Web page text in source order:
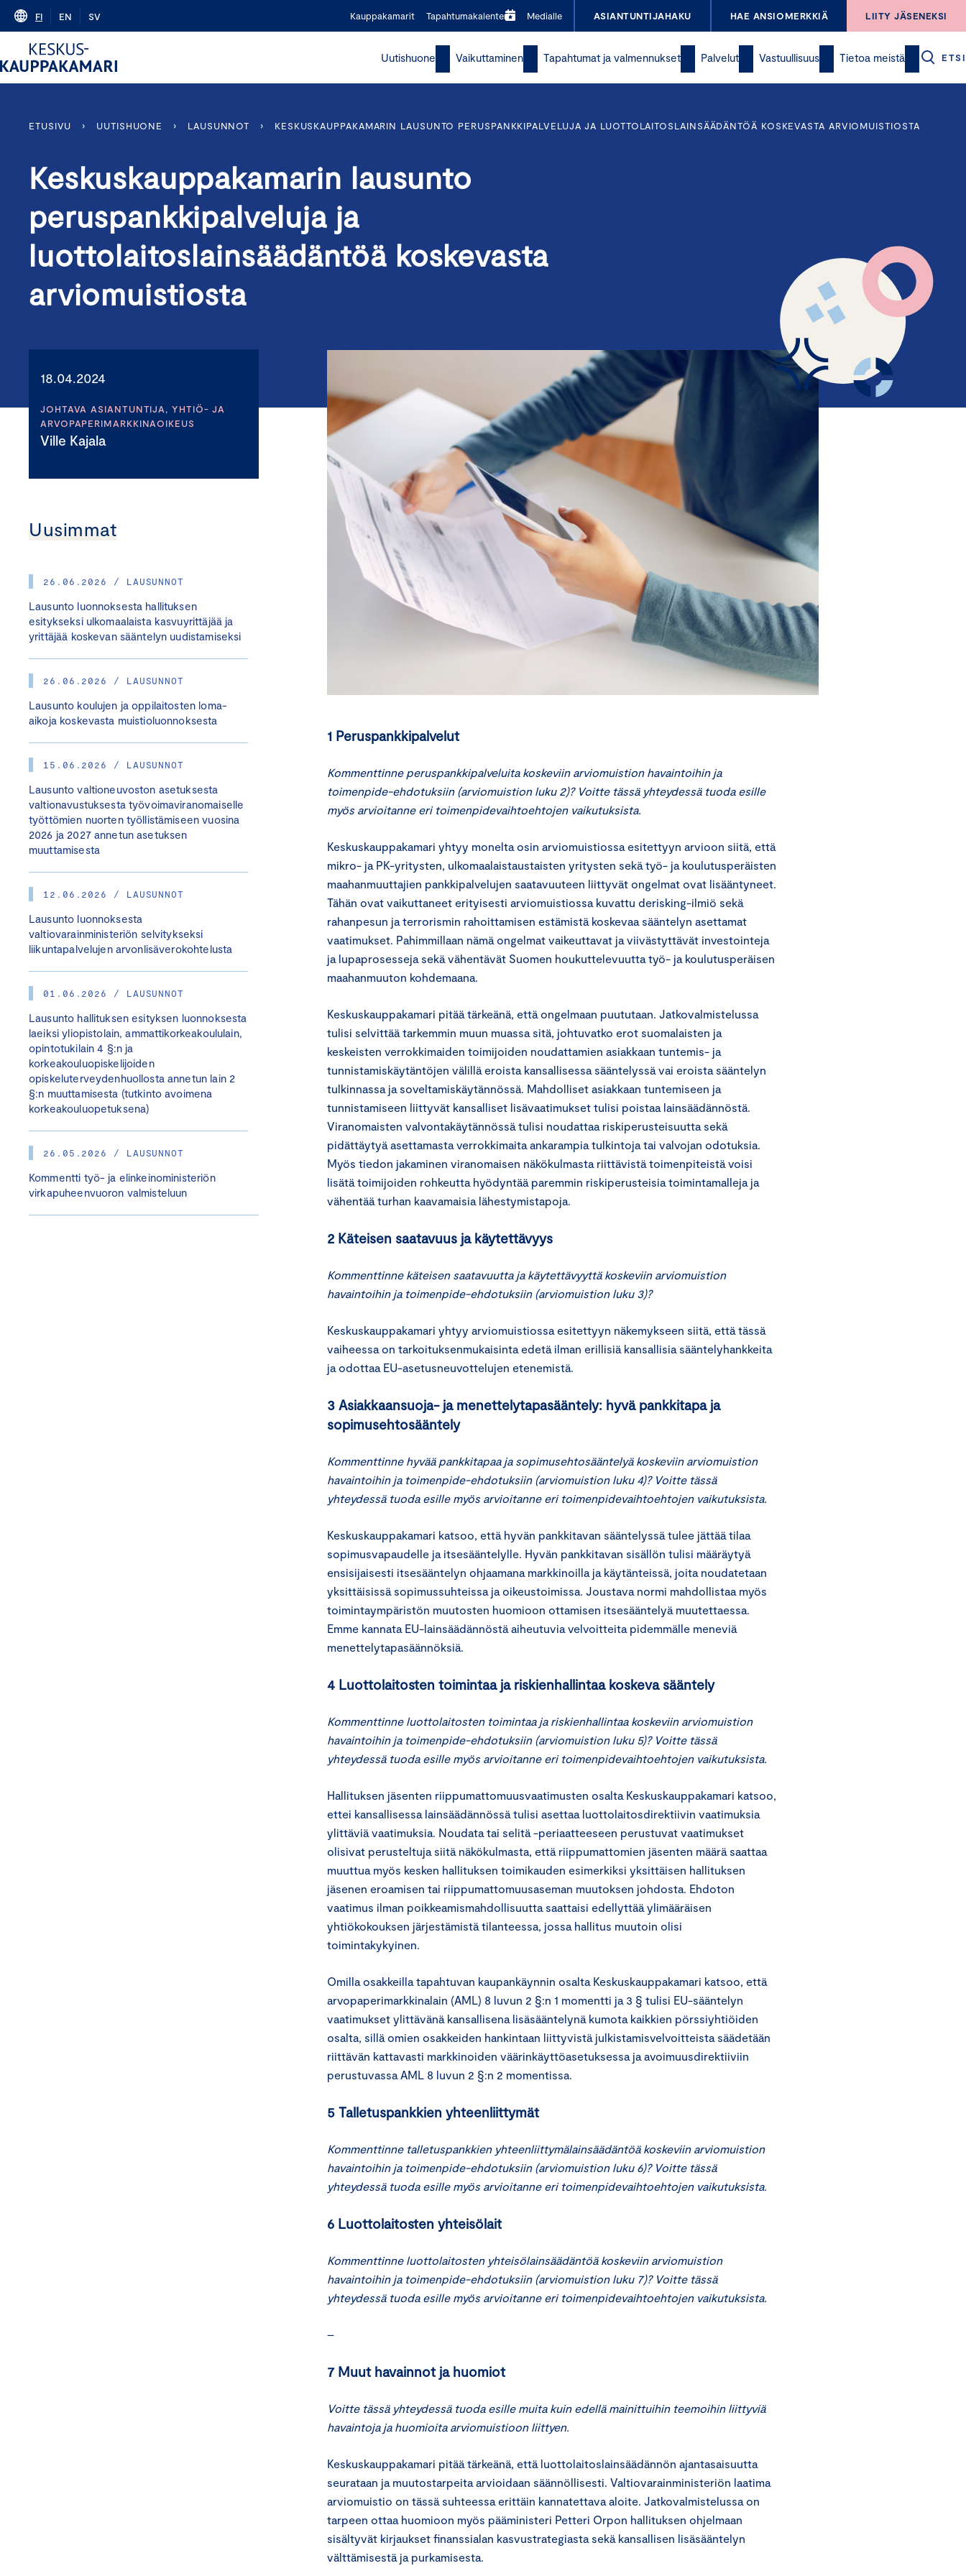
Skip
content
FI EN SV Kauppakamarit Tapahtumakalenteri Medialle ASIANTUNTIJAHAKU HAE ANSIOMERKKIÄ LIITY JÄSENEKSI
Uutishuone Vaikuttaminen Tapahtumat ja valmennukset Palvelut Vastuullisuus Tietoa meistä ETSI
ETUSIVU › UUTISHUONE › LAUSUNNOT › KESKUSKAUPPAKAMARIN LAUSUNTO PERUSPANKKIPALVELUJA JA LUOTTOLAITOSLAINSÄÄDÄNTÖÄ KOSKEVASTA ARVIOMUISTIOSTA
Keskuskauppakamarin lausunto
peruspankkipalveluja ja
luottolaitoslainsäädäntöä koskevasta
arviomuistiosta
18.04.2024
JOHTAVA ASIANTUNTIJA, YHTIÖ- JA
ARVOPAPERIMARKKINAOIKEUS
Ville Kajala
Uusimmat
26.06.2026 / LAUSUNNOT
Lausunto luonnoksesta hallituksen
esitykseksi ulkomaalaista kasvuyrittäjää ja
yrittäjää koskevan sääntelyn uudistamiseksi
26.06.2026 / LAUSUNNOT
Lausunto koulujen ja oppilaitosten loma-
aikoja koskevasta muistioluonnoksesta
15.06.2026 / LAUSUNNOT
Lausunto valtioneuvoston asetuksesta
valtionavustuksesta työvoimaviranomaiselle
työttömien nuorten työllistämiseen vuosina
2026 ja 2027 annetun asetuksen
muuttamisesta
12.06.2026 / LAUSUNNOT
Lausunto luonnoksesta
valtiovarainministeriön selvitykseksi
liikuntapalvelujen arvonlisäverokohtelusta
01.06.2026 / LAUSUNNOT
Lausunto hallituksen esityksen luonnoksesta
laeiksi yliopistolain, ammattikorkeakoululain,
opintotukilain 4 §:n ja
korkeakouluopiskelijoiden
opiskeluterveydenhuollosta annetun lain 2
§:n muuttamisesta (tutkinto avoimena
korkeakouluopetuksena)
26.05.2026 / LAUSUNNOT
Kommentti työ- ja elinkeinoministeriön
virkapuheenvuoron valmisteluun
1 Peruspankkipalvelut
Kommenttinne peruspankkipalveluita koskeviin arviomuistion havaintoihin ja
toimenpide-ehdotuksiin (arviomuistion luku 2)? Voitte tässä yhteydessä tuoda esille
myös arvioitanne eri toimenpidevaihtoehtojen vaikutuksista.
Keskuskauppakamari yhtyy monelta osin arviomuistiossa esitettyyn arvioon siitä, että
mikro- ja PK-yritysten, ulkomaalaistaustaisten yritysten sekä työ- ja koulutusperäisten
maahanmuuttajien pankkipalvelujen saatavuuteen liittyvät ongelmat ovat lisääntyneet.
Tähän ovat vaikuttaneet erityisesti arviomuistiossa kuvattu derisking-ilmiö sekä
rahanpesun ja terrorismin rahoittamisen estämistä koskevaa sääntelyn asettamat
vaatimukset. Pahimmillaan nämä ongelmat vaikeuttavat ja viivästyttävät investointeja
ja lupaprosesseja sekä vähentävät Suomen houkuttelevuutta työ- ja koulutusperäisen
maahanmuuton kohdemaana.
Keskuskauppakamari pitää tärkeänä, että ongelmaan puututaan. Jatkovalmistelussa
tulisi selvittää tarkemmin muun muassa sitä, johtuvatko erot suomalaisten ja
keskeisten verrokkimaiden toimijoiden noudattamien asiakkaan tuntemis- ja
tunnistamiskäytäntöjen välillä eroista kansallisessa sääntelyssä vai eroista sääntelyn
tulkinnassa ja soveltamiskäytännössä. Mahdolliset asiakkaan tuntemiseen ja
tunnistamiseen liittyvät kansalliset lisävaatimukset tulisi poistaa lainsäädännöstä.
Viranomaisten valvontakäytännössä tulisi noudattaa riskiperusteisuutta sekä
pidättäytyä asettamasta verrokkimaita ankarampia tulkintoja tai valvojan odotuksia.
Myös tiedon jakaminen viranomaisen näkökulmasta riittävistä toimenpiteistä voisi
lisätä toimijoiden rohkeutta hyödyntää paremmin riskiperusteisia toimintamalleja ja
vähentää turhan kaavamaisia lähestymistapoja.
2 Käteisen saatavuus ja käytettävyys
Kommenttinne käteisen saatavuutta ja käytettävyyttä koskeviin arviomuistion
havaintoihin ja toimenpide-ehdotuksiin (arviomuistion luku 3)?
Keskuskauppakamari yhtyy arviomuistiossa esitettyyn näkemykseen siitä, että tässä
vaiheessa on tarkoituksenmukaisinta edetä ilman erillisiä kansallisia sääntelyhankkeita
ja odottaa EU-asetusneuvottelujen etenemistä.
3 Asiakkaansuoja- ja menettelytapasääntely: hyvä pankkitapa ja
sopimusehtosääntely
Kommenttinne hyvää pankkitapaa ja sopimusehtosääntelyä koskeviin arviomuistion
havaintoihin ja toimenpide-ehdotuksiin (arviomuistion luku 4)? Voitte tässä
yhteydessä tuoda esille myös arvioitanne eri toimenpidevaihtoehtojen vaikutuksista.
Keskuskauppakamari katsoo, että hyvän pankkitavan sääntelyssä tulee jättää tilaa
sopimusvapaudelle ja itsesääntelylle. Hyvän pankkitavan sisällön tulisi määräytyä
ensisijaisesti itsesääntelyn ohjaamana markkinoilla ja käytänteissä, joita noudatetaan
yksittäisissä sopimussuhteissa ja oikeustoimissa. Joustava normi mahdollistaa myös
toimintaympäristön muutosten huomioon ottamisen itsesääntelyä muutettaessa.
Emme kannata EU-lainsäädännöstä aiheutuvia velvoitteita pidemmälle meneviä
menettelytapasäännöksiä.
4 Luottolaitosten toimintaa ja riskienhallintaa koskeva sääntely
Kommenttinne luottolaitosten toimintaa ja riskienhallintaa koskeviin arviomuistion
havaintoihin ja toimenpide-ehdotuksiin (arviomuistion luku 5)? Voitte tässä
yhteydessä tuoda esille myös arvioitanne eri toimenpidevaihtoehtojen vaikutuksista.
Hallituksen jäsenten riippumattomuusvaatimusten osalta Keskuskauppakamari katsoo,
ettei kansallisessa lainsäädännössä tulisi asettaa luottolaitosdirektiivin vaatimuksia
ylittäviä vaatimuksia. Noudata tai selitä -periaatteeseen perustuvat vaatimukset
olisivat perusteltuja siitä näkökulmasta, että riippumattomien jäsenten määrä saattaa
muuttua myös kesken hallituksen toimikauden esimerkiksi yksittäisen hallituksen
jäsenen eroamisen tai riippumattomuusaseman muutoksen johdosta. Ehdoton
vaatimus ilman poikkeamismahdollisuutta saattaisi edellyttää ylimääräisen
yhtiökokouksen järjestämistä tilanteessa, jossa hallitus muutoin olisi
toimintakykyinen.
Omilla osakkeilla tapahtuvan kaupankäynnin osalta Keskuskauppakamari katsoo, että
arvopaperimarkkinalain (AML) 8 luvun 2 §:n 1 momentti ja 3 § tulisi EU-sääntelyn
vaatimukset ylittävänä kansallisena lisäsääntelynä kumota kaikkien pörssiyhtiöiden
osalta, sillä omien osakkeiden hankintaan liittyvistä julkistamisvelvoitteista säädetään
riittävän kattavasti markkinoiden väärinkäyttöasetuksessa ja avoimuusdirektiiviin
perustuvassa AML 8 luvun 2 §:n 2 momentissa.
5 Talletuspankkien yhteenliittymät
Kommenttinne talletuspankkien yhteenliittymälainsäädäntöä koskeviin arviomuistion
havaintoihin ja toimenpide-ehdotuksiin (arviomuistion luku 6)? Voitte tässä
yhteydessä tuoda esille myös arvioitanne eri toimenpidevaihtoehtojen vaikutuksista.
6 Luottolaitosten yhteisölait
Kommenttinne luottolaitosten yhteisölainsäädäntöä koskeviin arviomuistion
havaintoihin ja toimenpide-ehdotuksiin (arviomuistion luku 7)? Voitte tässä
yhteydessä tuoda esille myös arvioitanne eri toimenpidevaihtoehtojen vaikutuksista.
–
7 Muut havainnot ja huomiot
Voitte tässä yhteydessä tuoda esille muita kuin edellä mainittuihin teemoihin liittyviä
havaintoja ja huomioita arviomuistioon liittyen.
Keskuskauppakamari pitää tärkeänä, että luottolaitoslainsäädännön ajantasaisuutta
seurataan ja muutostarpeita arvioidaan säännöllisesti. Valtiovarainministeriön laatima
arviomuistio on tässä suhteessa erittäin kannatettava aloite. Jatkovalmistelussa on
tarpeen ottaa huomioon myös pääministeri Petteri Orpon hallituksen ohjelmaan
sisältyvät kirjaukset finanssialan kasvustrategiasta sekä kansallisen lisäsääntelyn
välttämisestä ja purkamisesta.